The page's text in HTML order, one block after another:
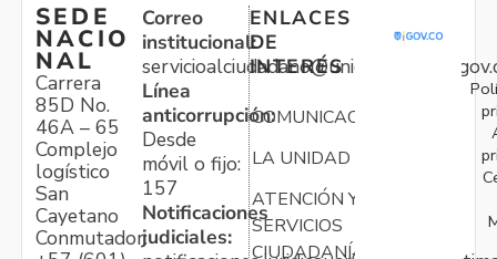
SEDE
NACIO
NAL
Carrera
85D No.
46A – 65
Complejo
logístico
San
Cayetano
Conmutador:
Correo
institucional:
Línea
anticorrupción:
Desde
móvil o fijo:
157
Notificaciones
judiciales:
ENLACES
DE
INTERÉS
COMUNICACIONES
LA UNIDAD
ATENCIÓN Y
SERVICIOS
CIUDADANÍA